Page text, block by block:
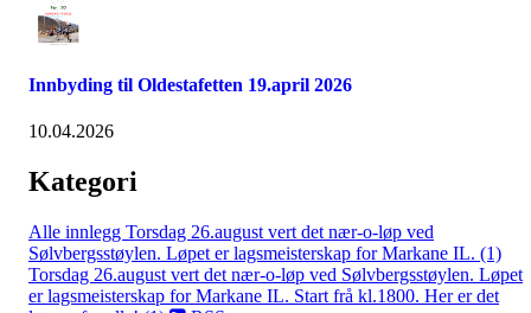
Innbyding til Oldestafetten 19.april 2026
10.04.2026
Kategori
Alle innlegg Torsdag 26.august vert det nær-o-løp ved
Sølvbergsstøylen. Løpet er lagsmeisterskap for Markane IL. (1)
Torsdag 26.august vert det nær-o-løp ved Sølvbergsstøylen. Løpet
er lagsmeisterskap for Markane IL. Start frå kl.1800. Her er det